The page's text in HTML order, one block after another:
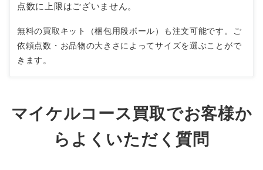
点数に上限はございません。
無料の買取キット（梱包用段ボール）も注文可能です。ご
依頼点数・お品物の大きさによってサイズを選ぶことがで
きます。
マイケルコース買取でお客様か
らよくいただく質問